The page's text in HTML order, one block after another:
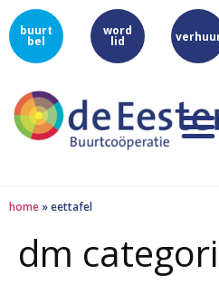
buurt
bel
word
lid
home »eettafel
dm